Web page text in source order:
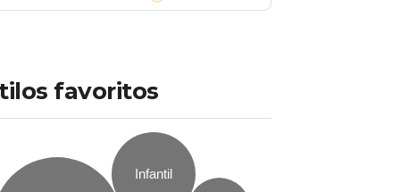
favoritos
Infantil